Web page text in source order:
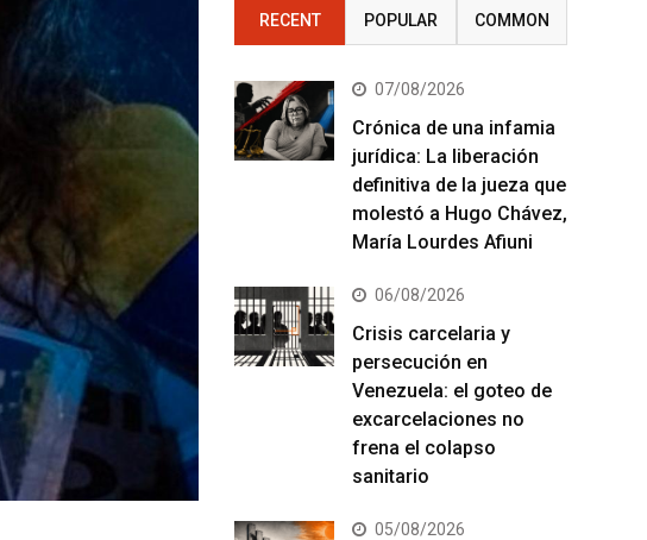
RECENT POPULAR COMMON
07/08/2026
Crónica de una infamia
jurídica: La liberación
definitiva de la jueza que
molestó a Hugo Chávez,
María Lourdes Afiuni
06/08/2026
Crisis carcelaria y
persecución en
Venezuela: el goteo de
excarcelaciones no
frena el colapso
sanitario
05/08/2026